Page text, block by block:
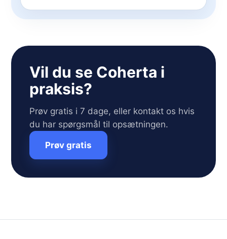
Vil du se Coherta i
praksis?
Prøv gratis i 7 dage, eller kontakt os hvis
du har spørgsmål til opsætningen.
Prøv gratis